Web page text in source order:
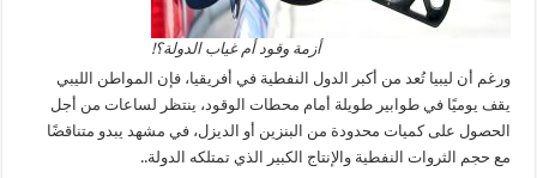
أزمة وقود أم غياب الدولة؟!
ورغم أن ليبيا تُعد من أكبر الدول النفطية في أفريقيا، فإن المواطن الليبي
يقف يوميًا في طوابير طويلة أمام محطات الوقود، ينتظر لساعات من أجل
الحصول على كميات محدودة من البنزين أو الديزل، في مشهد يبدو متناقضًا
مع حجم الثروات النفطية والإنتاج الكبير الذي تمتلكه الدولة..